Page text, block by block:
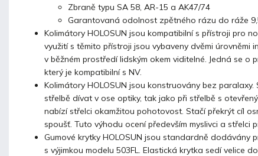
Zbraně typu SA 58, AR-15 a AK47/74
Garantovaná odolnost zpětného rázu do ráže
Kolimátory HOLOSUN jsou kompatibilní s přístroji pro
využití s těmito přístroji jsou vybaveny dvěmi úrovněmi
v běžném prostředí lidským okem viditelné. Jedná se o
který je kompatibilní s NV.
Kolimátory HOLOSUN jsou konstruovány bez paralaxy.
střelbě dívat v ose optiky, tak jako při střelbě s
nabízí střelci okamžitou pohotovost. Stačí překrýt cíl
spoušť. Tuto výhodu ocení především myslivci a střelci
Gumové krytky HOLOSUN jsou standardně dodávány
s výjimkou modelu 503FL. Elastická krytka sedí velice